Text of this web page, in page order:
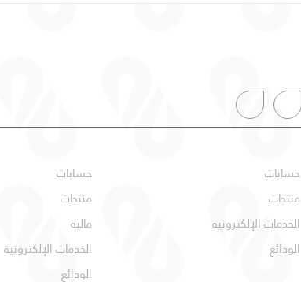
حسابات
منتجات
الخدمات الإلكترونية
الودائع
حسابات
منتجات
مالية
الخدمات الإلكترونية
الودائع